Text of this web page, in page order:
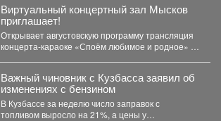
Виртуальный концертный зал Мысков
приглашает!
Открывает августовскую программу трансляция
концерта-караоке «Споём любимое и родное» -
Важный чиновник с Кузбасса заявил об
изменениях с бензином
В Кузбассе за неделю число заправок с
топливом выросло на 21%, а цены у